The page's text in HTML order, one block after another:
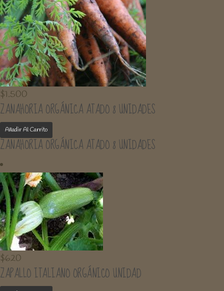
$1.500
ZANAHORIA ORGÁNICA ATADO 8 UNIDADES
Añadir Al Carrito
ZANAHORIA ORGÁNICA ATADO 8 UNIDADES
$620
ZAPALLO ITALIANO ORGÁNICO UNIDAD